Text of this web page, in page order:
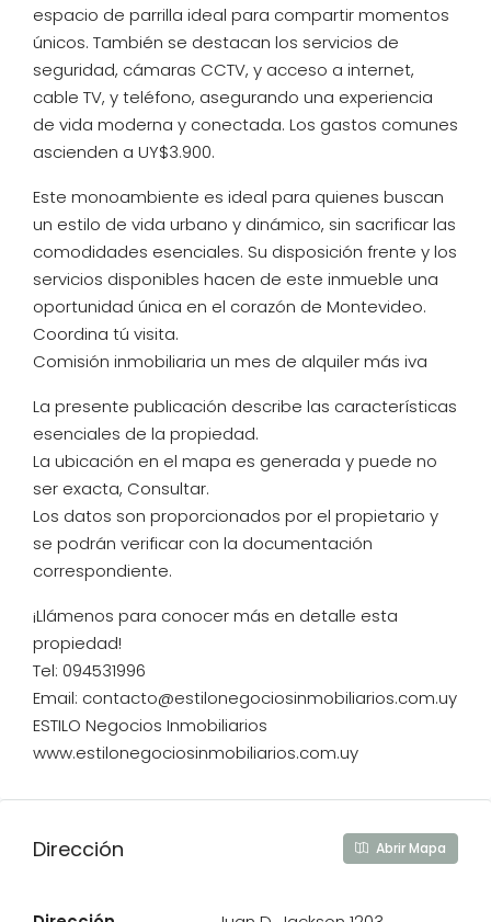
espacio de parrilla ideal para compartir momentos
únicos. También se destacan los servicios de
seguridad, cámaras CCTV, y acceso a internet,
cable TV, y teléfono, asegurando una experiencia
de vida moderna y conectada. Los gastos comunes
ascienden a UY$3.900.
Este monoambiente es ideal para quienes buscan
un estilo de vida urbano y dinámico, sin sacrificar las
comodidades esenciales. Su disposición frente y los
servicios disponibles hacen de este inmueble una
oportunidad única en el corazón de Montevideo.
Coordina tú visita.
Comisión inmobiliaria un mes de alquiler más iva
La presente publicación describe las características
esenciales de la propiedad.
La ubicación en el mapa es generada y puede no
ser exacta, Consultar.
Los datos son proporcionados por el propietario y
se podrán verificar con la documentación
correspondiente.
¡Llámenos para conocer más en detalle esta
propiedad!
Tel: 094531996
Email: contacto@estilonegociosinmobiliarios.com.uy
ESTILO Negocios Inmobiliarios
www.estilonegociosinmobiliarios.com.uy
Dirección Abrir Mapa